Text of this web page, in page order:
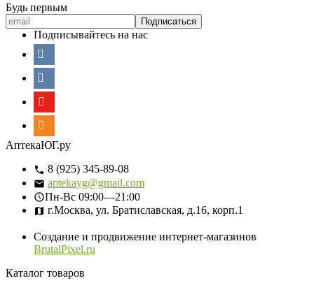
Будь первым
Подписывайтесь на нас
АптекаЮГ.ру
8 (925) 345-89-08
aptekayg@gmail.com
Пн-Вс 09:00—21:00
г.Москва, ул. Братиславская, д.16, корп.1
Создание и продвижение интернет-магазинов
BrutalPixel.ru
Каталог товаров